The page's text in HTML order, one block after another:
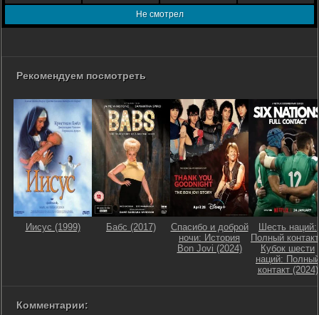
Не смотрел
Рекомендуем посмотреть
Иисус (1999) Бабс (2017)
Спасибо и доброй
ночи: История
Bon Jovi (2024)
Шесть наций:
Полный
Кубок шести
наций: Полный
контакт (2024)
Комментарии: